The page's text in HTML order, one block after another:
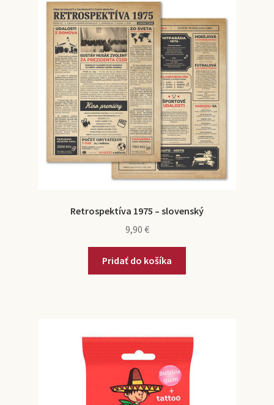
Retrospektíva 1975 – slovenský
9,90 €
Pridať do košíka